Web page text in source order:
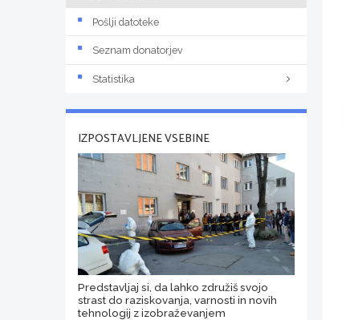
Pošlji datoteke
Seznam donatorjev
Statistika
IZPOSTAVLJENE VSEBINE
Predstavljaj si, da lahko združiš svojo
strast do raziskovanja, varnosti in novih
tehnologij z izobraževanjem